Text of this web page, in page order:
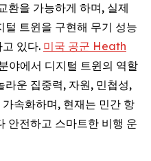
환을 가능하게 하며, 실제
트윈을 구현해 무기 성능
있다. 미국 공군 Heath
야에서 디지털 트윈의 역할
라운 집중력, 자원, 민첩성,
속화하며, 현재는 민간 항
안전하고 스마트한 비행 운